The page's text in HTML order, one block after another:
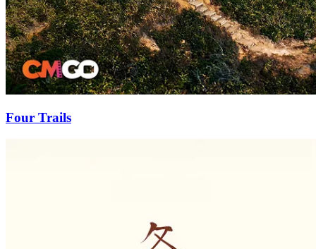
Four Trails